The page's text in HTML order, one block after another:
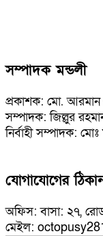
সম্পাদক মন্ডলী
প্রকাশক: মো.
সম্পাদক: জিল্লুর
নির্বাহী সম্পাদক:
যোগাযোগের
অফিস: বাসা: ২৭,
মেইল: